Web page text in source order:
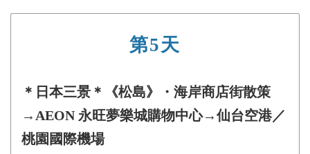
第5天
＊日本三景＊《松島》・海岸商店街散策
→AEON 永旺夢樂城購物中心→仙台空港／
桃園國際機場